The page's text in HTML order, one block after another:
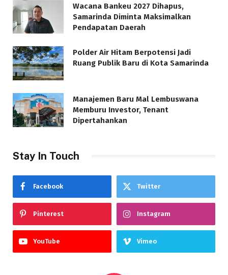
Wacana Bankeu 2027 Dihapus,
Samarinda Diminta Maksimalkan
Pendapatan Daerah
Polder Air Hitam Berpotensi Jadi
Ruang Publik Baru di Kota Samarinda
Manajemen Baru Mal Lembuswana
Memburu Investor, Tenant
Dipertahankan
Stay In Touch
Facebook Twitter
Pinterest Instagram
YouTube Vimeo